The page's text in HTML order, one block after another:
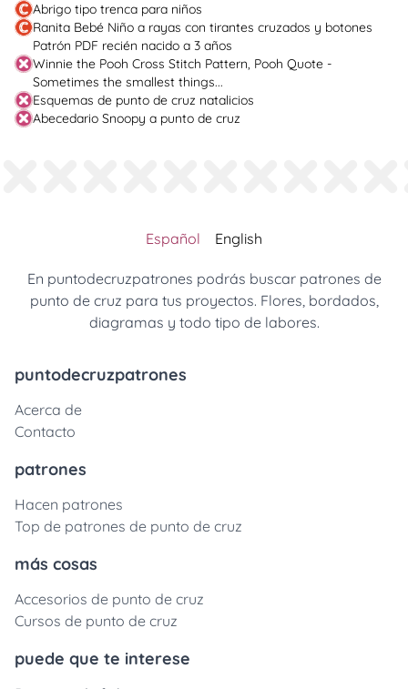
Abrigo tipo trenca para niños
Ranita Bebé Niño a rayas con tirantes cruzados y botones
Patrón PDF recién nacido a 3 años
Winnie the Pooh Cross Stitch Pattern, Pooh Quote -
Sometimes the smallest things...
Esquemas de punto de cruz natalicios
Abecedario Snoopy a punto de cruz
Español English
En puntodecruzpatrones podrás buscar patrones de
punto de cruz para tus proyectos. Flores, bordados,
diagramas y todo tipo de labores.
puntodecruzpatrones
Acerca de
Contacto
patrones
Hacen patrones
Top de patrones de punto de cruz
más cosas
Accesorios de punto de cruz
Cursos de punto de cruz
puede que te interese